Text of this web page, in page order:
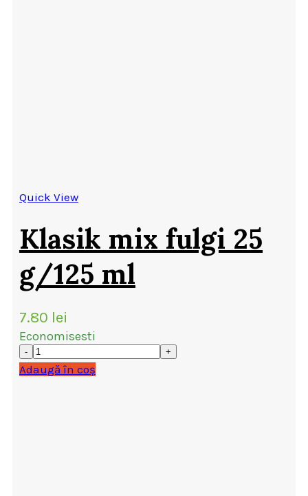
Quick View
Klasik mix fulgi 25
g/125 ml
7.80 lei
Economisesti
Adaugă în coș